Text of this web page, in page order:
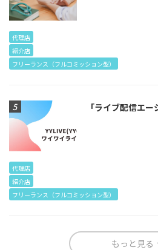
代理店
紹介店
フリーランス（フルコミッション型）
「ライブ配信エ
代理店
紹介店
フリーランス（フルコミッション型）
もっと見る